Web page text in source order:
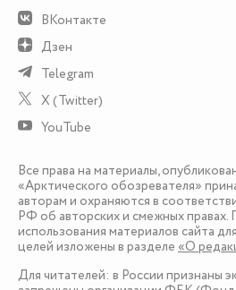
ВКонтакте
Дзен
Telegram
X (Twitter)
YouTube
Все права на материалы,
«Арктического обозревателя»
авторам и охраняются в
РФ об авторских и смежных правах.
использования материалов сайта
целей изложены в разделе «О
Для читателей: в России признаны